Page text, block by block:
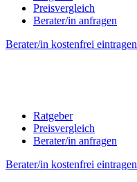
Preisvergleich
Berater/in anfragen
Berater/in kostenfrei eintragen
Ratgeber
Preisvergleich
Berater/in anfragen
Berater/in kostenfrei eintragen